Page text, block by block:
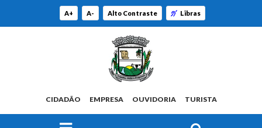
A+ A- Alto Contraste Libras
CIDADÃO EMPRESA OUVIDORIA TURISTA